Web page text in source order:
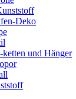
Deko
ketten und Hänger